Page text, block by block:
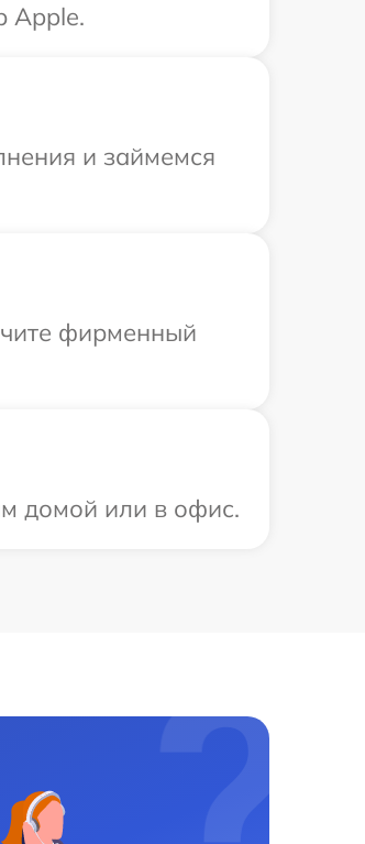
Apple.
и займемся
фирменный
домой или в офис.